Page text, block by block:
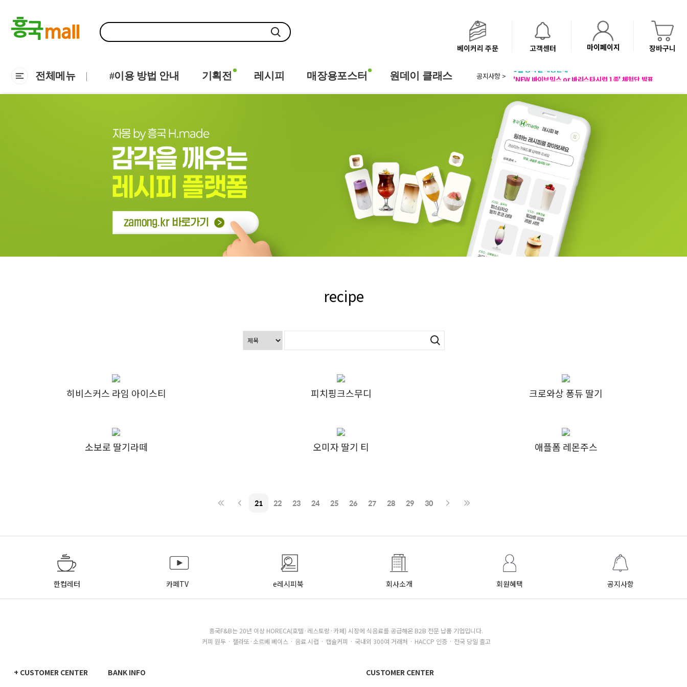
베이커리 주문 고객센터 마이페이지 장바구니
전체메뉴 #이용 방법 안내 기획전 레시피 매장용포스터 원데이 클래스 공지사항 >
8월 광복절 배송안내
베이커리(냉동직배송) 센터 이전에 따른 배송 일정 안내
recipe
히비스커스 라임 아이스티 피치핑크스무디 크로와상 퐁듀 딸기
소보로 딸기라떼 오미자 딸기 티 애플폼 레몬주스
21 22 23 24 25 26 27 28 29 30
한컵레터 카페TV e레시피북 회사소개 회원혜택 공지사항
흥국F&B는 20년 이상 HORECA(호텔·레스토랑·카페) 시장에 식음료를 공급해온 B2B 전문 납품 기업입니다.
커피 원두 · 젤라또·소르베 베이스 · 음료 시럽 · 캡슐커피 · 국내외 300여 거래처 · HACCP 인증 · 전국 당일 출고
+ CUSTOMER CENTER BANK INFO CUSTOMER CENTER